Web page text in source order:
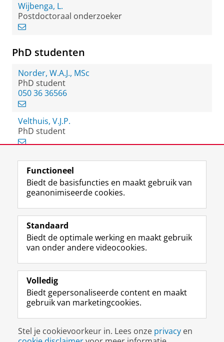
Wijbenga, L.
Postdoctoraal onderzoeker
PhD studenten
Norder, W.A.J., MSc
PhD student
050 36 36566
Velthuis, V.J.P.
PhD student
View this page in:English
Volg de RUG
F
a
e
b
o
p
a
i
n
a
L
i
k
e
I
-
p
g
i
n
R
S
-
f
e
R
k
s
u
I
n
t
r
m
c
c
o
Y
o
T
e
k
a
a
Studiekiezers
Alumni
Over ons
Disclaimer & Copyright
Inloggen
Functioneel
Biedt de basisfuncties en maakt gebruik van
geanonimiseerde cookies.
Standaard
Biedt de optimale werking en maakt gebruik
van onder andere videocookies.
Volledig
Biedt gepersonaliseerde content en maakt
gebruik van marketingcookies.
Stel je cookievoorkeur in. Lees onze privacy en